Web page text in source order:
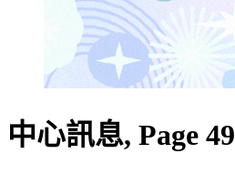
中心訊息, Page 49